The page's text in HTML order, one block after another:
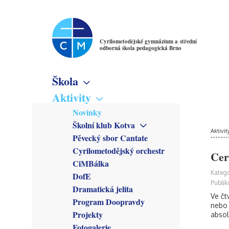
Cyrilometodějské gymnázium a střední
odborná škola pedagogická Brno
Škola
Virtuální prohlídka
Školné
Denní studium
Večerní studium
Poslání školy
Studijní obory
Gymnázium
Pedagogické lyceum
pedagogika
Předmětové sekce
Český jazyk
Anglický jazyk
Německý jazyk
Francouzský jazyk
Latina
Zřizovatel
Školská rada
Rada školy
CM Parlament
Společenství přátel školy
Aktivity
Novinky
Školní klub Kotva
Obecné informace
Členové
Kroužky
Co se stalo
Pěvecký sbor Cantate
Cyrilometodějský orchestr
CiMBálka
DofE
Dramatická jelita
Program Doopravdy
Projekty
Ve
nebo